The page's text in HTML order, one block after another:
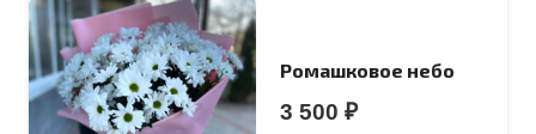
Ромашковое небо
3 500 ₽